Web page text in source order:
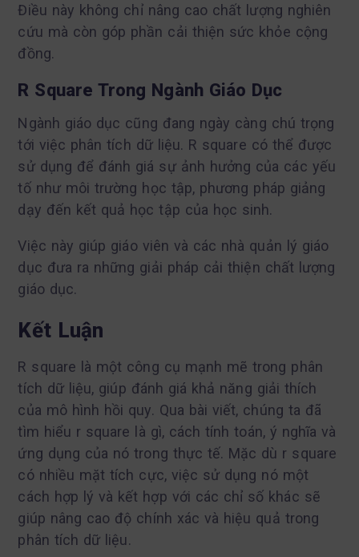
Điều này không chỉ nâng cao chất lượng nghiên
cứu mà còn góp phần cải thiện sức khỏe cộng
đồng.
R Square Trong Ngành Giáo Dục
Ngành giáo dục cũng đang ngày càng chú trọng
tới việc phân tích dữ liệu. R square có thể được
sử dụng để đánh giá sự ảnh hưởng của các yếu
tố như môi trường học tập, phương pháp giảng
dạy đến kết quả học tập của học sinh.
Việc này giúp giáo viên và các nhà quản lý giáo
dục đưa ra những giải pháp cải thiện chất lượng
giáo dục.
Kết Luận
R square là một công cụ mạnh mẽ trong phân
tích dữ liệu, giúp đánh giá khả năng giải thích
của mô hình hồi quy. Qua bài viết, chúng ta đã
tìm hiểu r square là gì, cách tính toán, ý nghĩa và
ứng dụng của nó trong thực tế. Mặc dù r square
có nhiều mặt tích cực, việc sử dụng nó một
cách hợp lý và kết hợp với các chỉ số khác sẽ
giúp nâng cao độ chính xác và hiệu quả trong
phân tích dữ liệu.